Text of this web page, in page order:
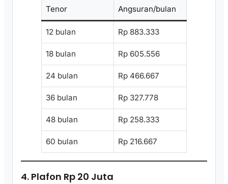
Tenor Angsuran/bulan
12 bulan Rp 883.333
18 bulan Rp 605.556
24 bulan Rp 466.667
36 bulan Rp 327.778
48 bulan Rp 258.333
60 bulan Rp 216.667
4. Plafon Rp 20 Juta